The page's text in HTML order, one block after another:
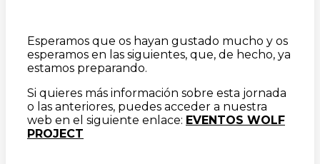
Esperamos que os hayan gustado mucho y os
esperamos en las siguientes, que, de hecho, ya
estamos preparando.
Si quieres más información sobre esta jornada
o las anteriores, puedes acceder a nuestra
web en el siguiente enlace: EVENTOS WOLF
PROJECT